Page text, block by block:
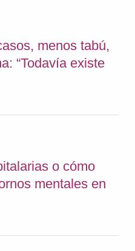
menos tabú,
“Todavía existe
o cómo
mentales en